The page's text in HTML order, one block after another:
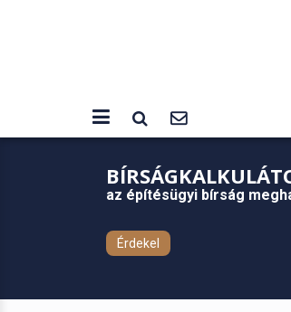
az építésügyi bírság
Érdekel